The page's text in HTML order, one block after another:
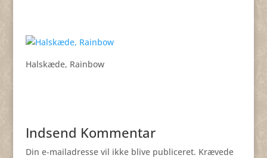
Halskæde, Rainbow
Indsend Kommentar
Din e-mailadresse vil ikke blive publiceret. Krævede